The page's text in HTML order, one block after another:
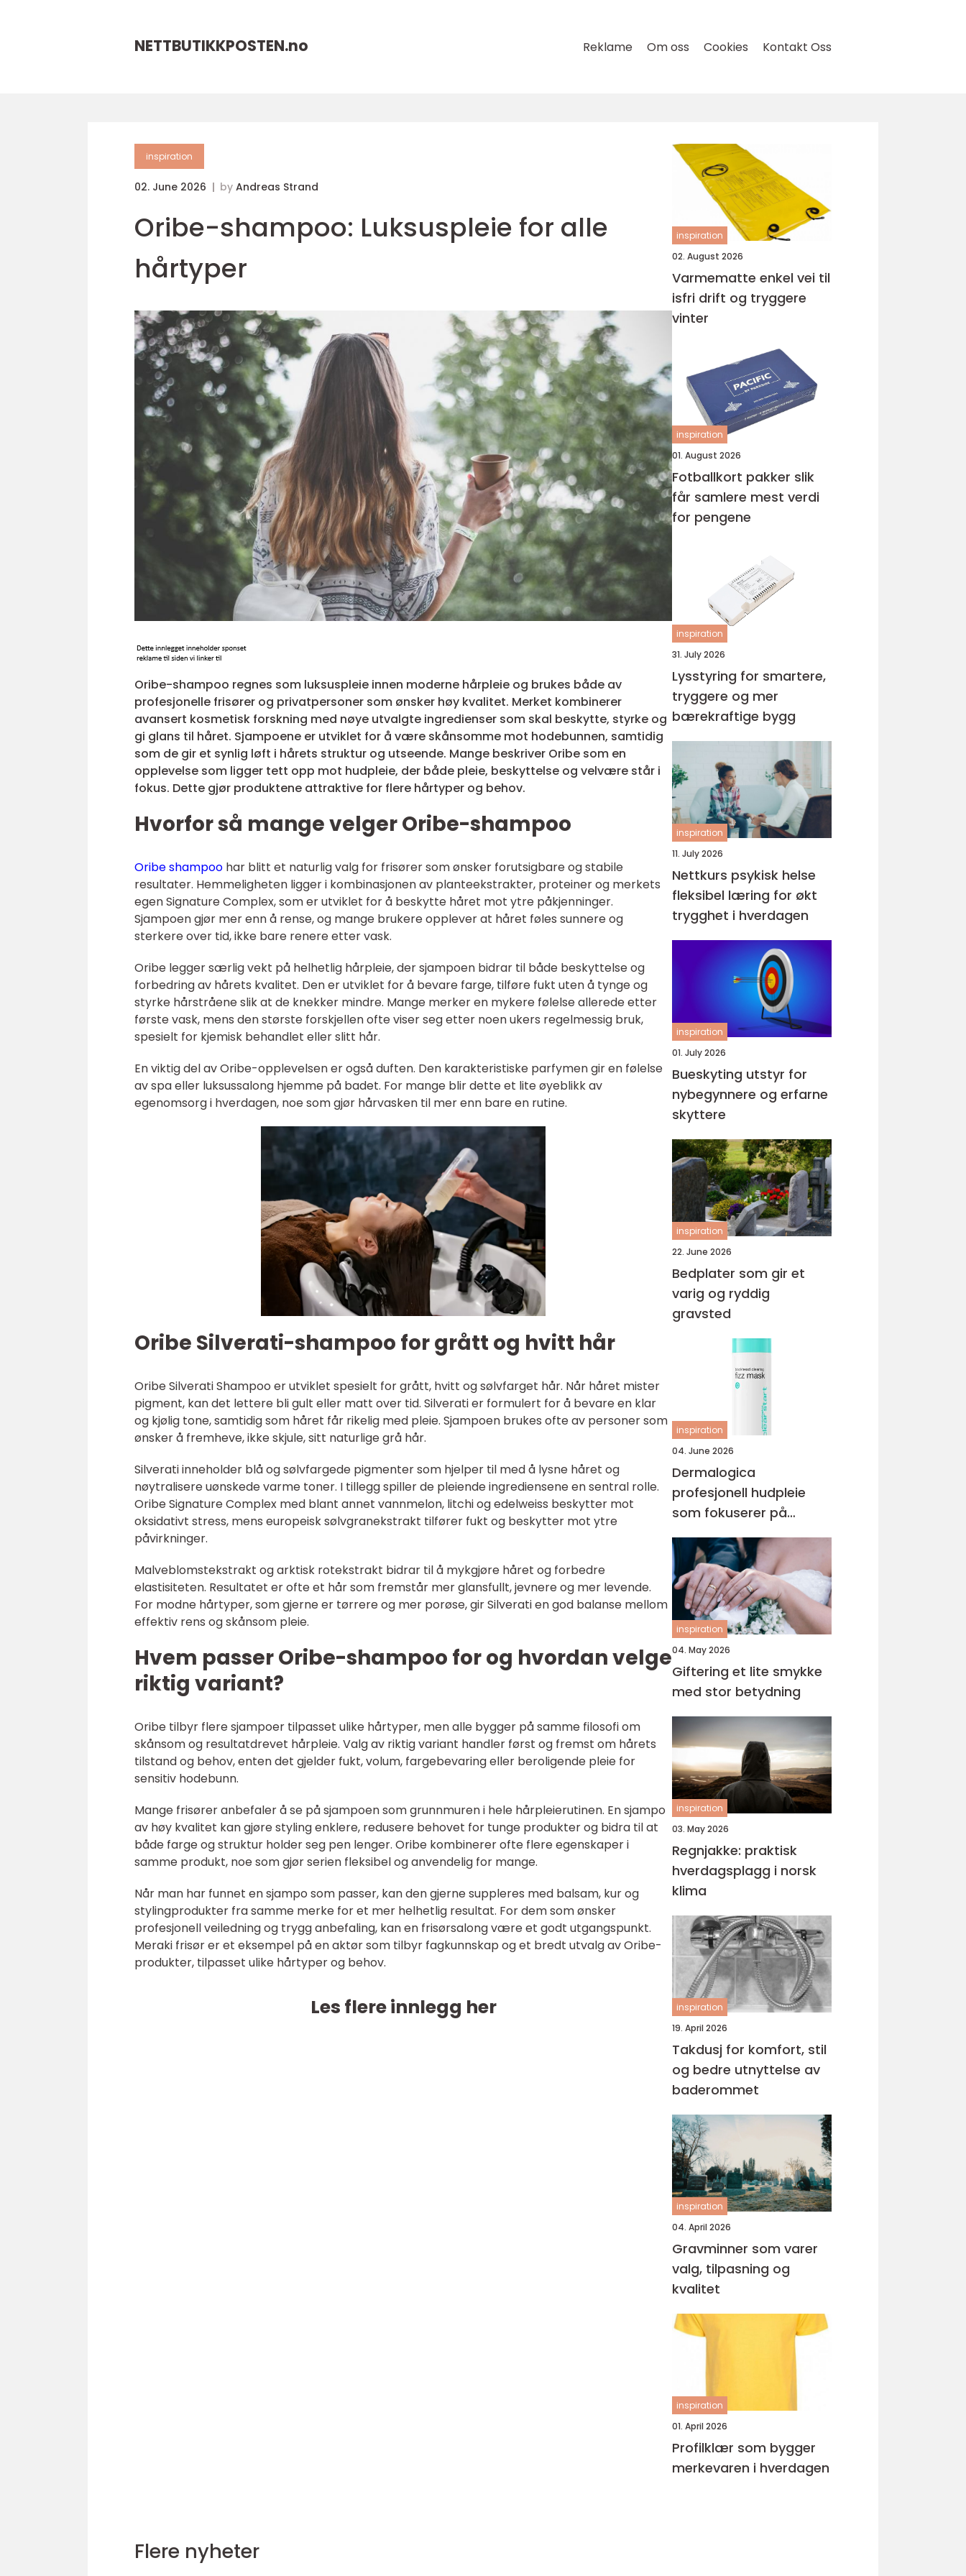
NETTBUTIKKPOSTEN.no Reklame Om oss Cookies Kontakt Oss
inspiration
02. June 2026 by Andreas Strand
Oribe-shampoo: Luksuspleie for alle
hårtyper
Oribe-shampoo regnes som luksuspleie innen moderne hårpleie og brukes både av
profesjonelle frisører og privatpersoner som ønsker høy kvalitet. Merket kombinerer
avansert kosmetisk forskning med nøye utvalgte ingredienser som skal beskytte, styrke og
gi glans til håret. Sjampoene er utviklet for å være skånsomme mot hodebunnen, samtidig
som de gir et synlig løft i hårets struktur og utseende. Mange beskriver Oribe som en
opplevelse som ligger tett opp mot hudpleie, der både pleie, beskyttelse og velvære står i
fokus. Dette gjør produktene attraktive for flere hårtyper og behov.
Hvorfor så mange velger Oribe-shampoo
Oribe shampoo har blitt et naturlig valg for frisører som ønsker forutsigbare og stabile
resultater. Hemmeligheten ligger i kombinasjonen av planteekstrakter, proteiner og merkets
egen Signature Complex, som er utviklet for å beskytte håret mot ytre påkjenninger.
Sjampoen gjør mer enn å rense, og mange brukere opplever at håret føles sunnere og
sterkere over tid, ikke bare renere etter vask.
Oribe legger særlig vekt på helhetlig hårpleie, der sjampoen bidrar til både beskyttelse og
forbedring av hårets kvalitet. Den er utviklet for å bevare farge, tilføre fukt uten å tynge og
styrke hårstråene slik at de knekker mindre. Mange merker en mykere følelse allerede etter
første vask, mens den største forskjellen ofte viser seg etter noen ukers regelmessig bruk,
spesielt for kjemisk behandlet eller slitt hår.
En viktig del av Oribe-opplevelsen er også duften. Den karakteristiske parfymen gir en følelse
av spa eller luksussalong hjemme på badet. For mange blir dette et lite øyeblikk av
egenomsorg i hverdagen, noe som gjør hårvasken til mer enn bare en rutine.
Oribe Silverati-shampoo for grått og hvitt hår
Oribe Silverati Shampoo er utviklet spesielt for grått, hvitt og sølvfarget hår. Når håret mister
pigment, kan det lettere bli gult eller matt over tid. Silverati er formulert for å bevare en klar
og kjølig tone, samtidig som håret får rikelig med pleie. Sjampoen brukes ofte av personer som
ønsker å fremheve, ikke skjule, sitt naturlige grå hår.
Silverati inneholder blå og sølvfargede pigmenter som hjelper til med å lysne håret og
nøytralisere uønskede varme toner. I tillegg spiller de pleiende ingrediensene en sentral rolle.
Oribe Signature Complex med blant annet vannmelon, litchi og edelweiss beskytter mot
oksidativt stress, mens europeisk sølvgranekstrakt tilfører fukt og beskytter mot ytre
påvirkninger.
Malveblomstekstrakt og arktisk rotekstrakt bidrar til å mykgjøre håret og forbedre
elastisiteten. Resultatet er ofte et hår som fremstår mer glansfullt, jevnere og mer levende.
For modne hårtyper, som gjerne er tørrere og mer porøse, gir Silverati en god balanse mellom
effektiv rens og skånsom pleie.
Hvem passer Oribe-shampoo for og hvordan velge
riktig variant?
Oribe tilbyr flere sjampoer tilpasset ulike hårtyper, men alle bygger på samme filosofi om
skånsom og resultatdrevet hårpleie. Valg av riktig variant handler først og fremst om hårets
tilstand og behov, enten det gjelder fukt, volum, fargebevaring eller beroligende pleie for
sensitiv hodebunn.
Mange frisører anbefaler å se på sjampoen som grunnmuren i hele hårpleierutinen. En sjampo
av høy kvalitet kan gjøre styling enklere, redusere behovet for tunge produkter og bidra til at
både farge og struktur holder seg pen lenger. Oribe kombinerer ofte flere egenskaper i
samme produkt, noe som gjør serien fleksibel og anvendelig for mange.
Når man har funnet en sjampo som passer, kan den gjerne suppleres med balsam, kur og
stylingprodukter fra samme merke for et mer helhetlig resultat. For dem som ønsker
profesjonell veiledning og trygg anbefaling, kan en frisørsalong være et godt utgangspunkt.
Meraki frisør er et eksempel på en aktør som tilbyr fagkunnskap og et bredt utvalg av Oribe-
produkter, tilpasset ulike hårtyper og behov.
Les flere innlegg her
inspiration
02. August 2026
Varmematte enkel vei til
isfri drift og tryggere
vinter
inspiration
01. August 2026
Fotballkort pakker slik
får samlere mest verdi
for pengene
inspiration
31. July 2026
Lysstyring for smartere,
tryggere og mer
bærekraftige bygg
inspiration
11. July 2026
Nettkurs psykisk helse
fleksibel læring for økt
trygghet i hverdagen
inspiration
01. July 2026
Bueskyting utstyr for
nybegynnere og erfarne
skyttere
inspiration
22. June 2026
Bedplater som gir et
varig og ryddig
gravsted
inspiration
04. June 2026
Dermalogica
profesjonell hudpleie
som fokuserer på
hudhelse
inspiration
04. May 2026
Giftering et lite smykke
med stor betydning
inspiration
03. May 2026
Regnjakke: praktisk
hverdagsplagg i norsk
klima
inspiration
19. April 2026
Takdusj for komfort, stil
og bedre utnyttelse av
baderommet
inspiration
04. April 2026
Gravminner som varer
valg, tilpasning og
kvalitet
inspiration
01. April 2026
Profilklær som bygger
merkevaren i hverdagen
Flere nyheter